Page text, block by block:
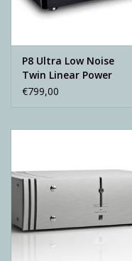
P8 Ultra Low Noise
Twin Linear Power
Supply
€799,00